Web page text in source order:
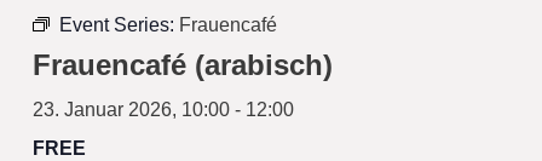
Event Series: Frauencafé
Frauencafé (arabisch)
23. Januar 2026, 10:00- 12:00
FREE